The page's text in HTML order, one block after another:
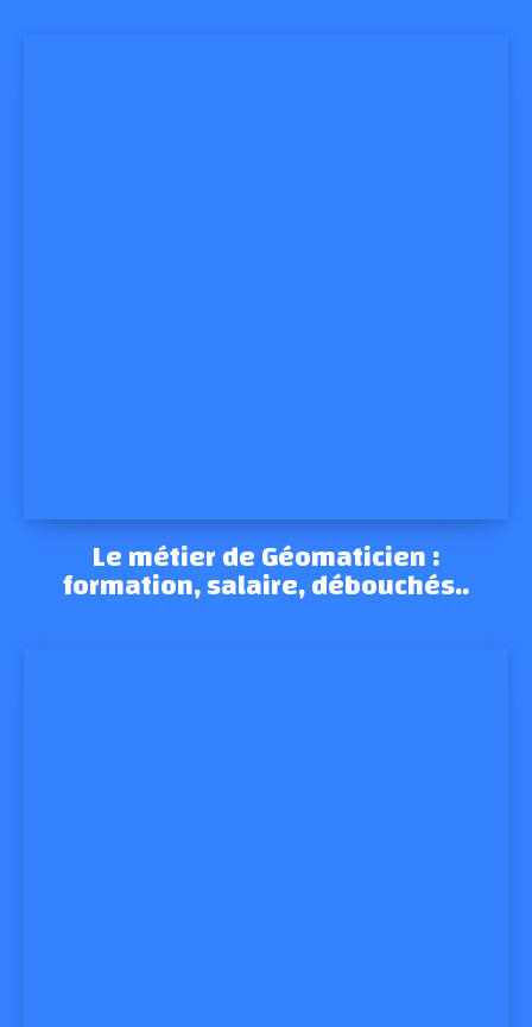
Le métier de Géomaticien :
formation, salaire, débouchés..